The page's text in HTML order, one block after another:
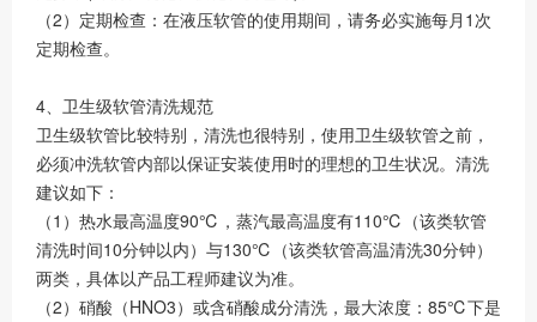
（2）定期检查：在液压软管的使用期间，请务必实施每月1次
定期检查。
4、卫生级软管清洗规范
卫生级软管比较特别，清洗也很特别，使用卫生级软管之前，
必须冲洗软管内部以保证安装使用时的理想的卫生状况。清洗
建议如下：
（1）热水最高温度90℃，蒸汽最高温度有110℃（该类软管
清洗时间10分钟以内）与130℃（该类软管高温清洗30分钟）
两类，具体以产品工程师建议为准。
（2）硝酸（HNO3）或含硝酸成分清洗，最大浓度：85℃下是